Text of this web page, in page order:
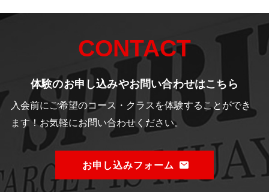
CONTACT
体験のお申し込みやお問い合わせはこちら
入会前にご希望のコース・クラスを体験することができ
ます！ お気軽にお問い合わせください。
お申し込みフォーム